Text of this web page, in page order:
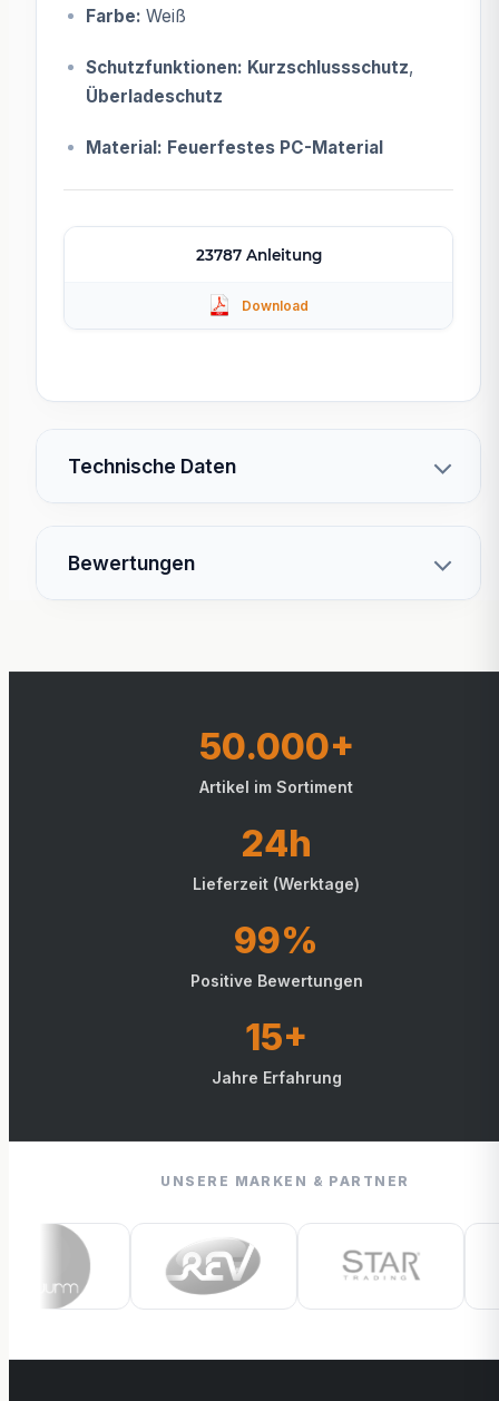
Farbe: Weiß
Schutzfunktionen: Kurzschlussschutz,
Überladeschutz
Material: Feuerfestes PC-Material
23787 Anleitung
Technische Daten
Bewertungen
50.000+
Artikel im Sortiment
24h
Lieferzeit (Werktage)
99%
Positive Bewertungen
15+
Jahre Erfahrung
UNSERE MARKEN & PARTNER